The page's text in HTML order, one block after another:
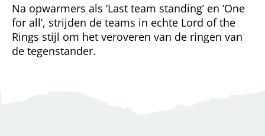
Na opwarmers als ‘Last team standing’ en ‘One
for all’, strijden de teams in echte Lord of the
Rings stijl om het veroveren van de ringen van
de tegenstander.